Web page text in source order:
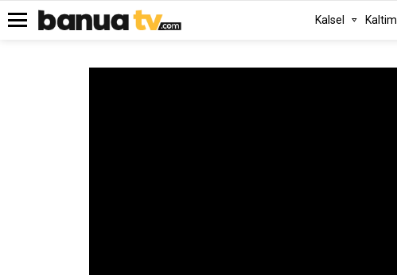
Kalsel Kaltim